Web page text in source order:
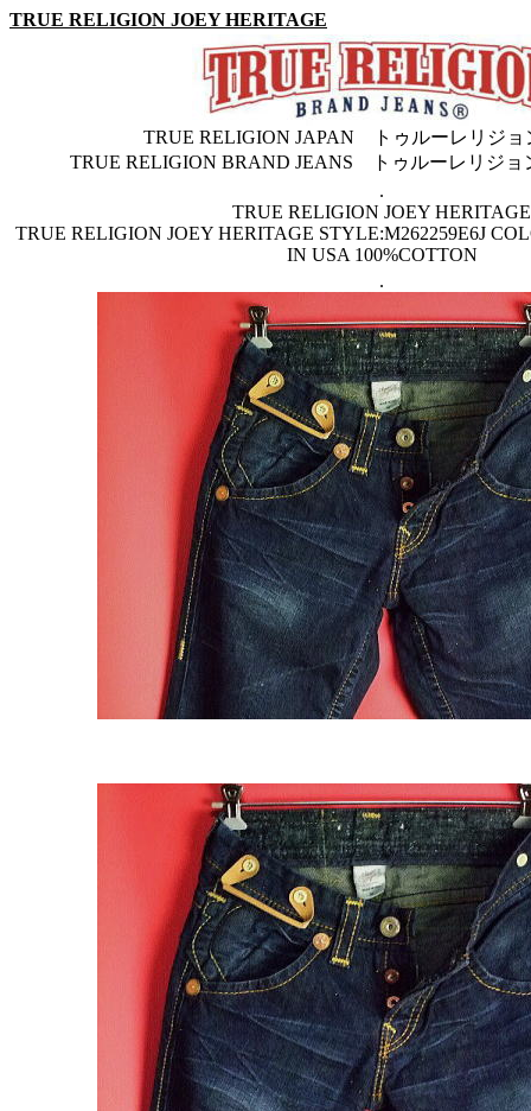
TRUE RELIGION JOEY HERITAGE
TRUE RELIGION JAPAN トゥルーレリジョ
TRUE RELIGION BRAND JEANS トゥルーレリジョ
.
TRUE RELIGION JOEY HERITAGE
TRUE RELIGION JOEY HERITAGE STYLE:M262259E6J
IN USA 100%COTTON
.